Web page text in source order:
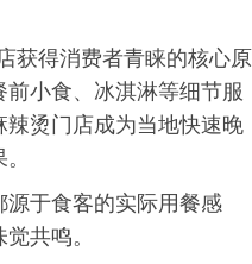
获得消费者青睐的核心原
小食、冰淇淋等细节服
烫门店成为当地快速晚
于食客的实际用餐感
共鸣。